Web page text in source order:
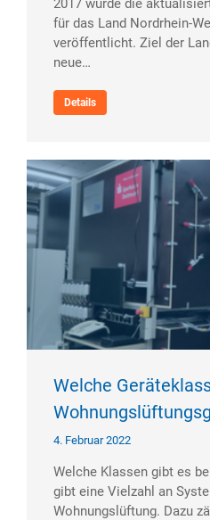
2017 wurde die
für das Land Nordrhein-
veröffentlicht. Ziel der
neue…
Details
Welche
4. Februar 2022
Welche Klassen gibt es
gibt eine Vielzahl an
Wohnungslüftung. Dazu